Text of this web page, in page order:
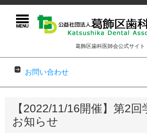
葛飾区歯科医師会公式サイト
お問い合わせ
【2022/11/16開催】第2
お知らせ